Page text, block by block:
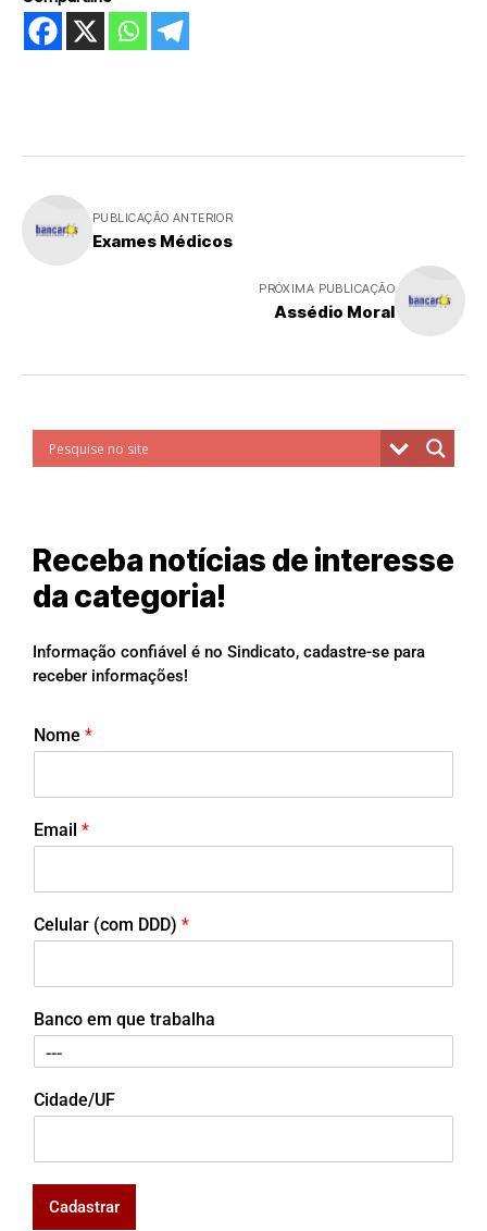
PUBLICAÇÃO ANTERIOR
Exames Médicos
PRÓXIMA PUBLICAÇÃO
Assédio Moral
Receba notícias de interesse
da categoria!
Informação confiável é no Sindicato, cadastre-se para
receber informações!
Nome *
Email *
Celular (com DDD) *
Banco em que trabalha
Cidade/UF
Cadastrar